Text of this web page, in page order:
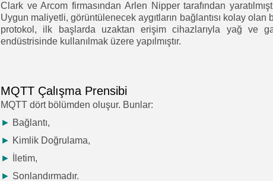
Clark ve Arcom firmasından Arlen Nipper tarafından
Uygun maliyetli, görüntülenecek aygıtların bağlantısı kolay olan
protokol, ilk başlarda uzaktan erişim cihazlarıyla yağ ve
endüstrisinde kullanılmak üzere yapılmıştır.
MQTT Çalışma Prensibi
MQTT dört bölümden oluşur. Bunlar:
► Bağlantı,
► Kimlik Doğrulama,
►
İletim,
► Sonlandırmadır.